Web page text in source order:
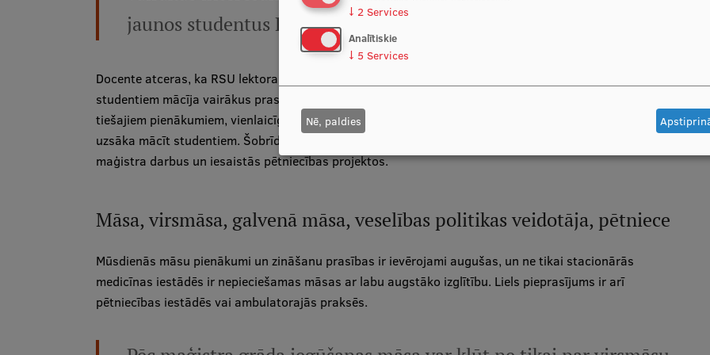
jaunos studentus RSU.
Docente atceras, ka RSU lektora pienākumus sākusi veikt aptuveni pirms 20 gadiem. Sākumā
studentiem mācīja vairākus prasmju iegūšanas un pilnveidošanas priekšmetus, kas saistīti ar māsu
tiešajiem pienākumiem, vienlaicīgi attīstot savu kompetenci infekciju kontroles tematikā, kuru vēlāk
uzsāka mācīt studentiem. Šobrīd klāt ir nākusi vadība un līderība. Papildus docente vada bakalaura un
maģistra darbus un iesaistās pētniecības projektos.
Māsa, virsmāsa, galvenā māsa, veselības politikas veidotāja, pētniece
Mūsdienās māsu pienākumi un zināšanu prasības ir ievērojami augušas, un ne tikai stacionārās
medicīnas iestādēs ir nepieciešamas māsas ar labu augstāko izglītību. Liels pieprasījums ir arī
pētniecības iestādēs vai ambulatorajās praksēs.
↓ 2 Services
Analītiskie
↓ 5 Services
Nē, paldies